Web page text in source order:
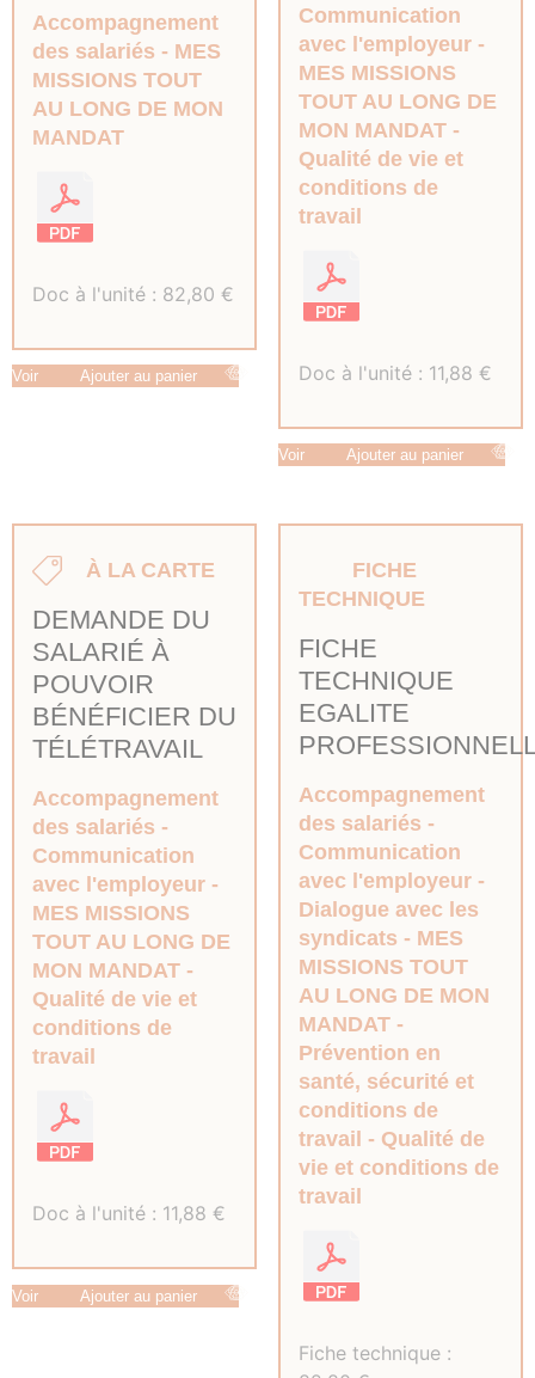
Accompagnement
des salariés
MES
MISSIONS TOUT
AU LONG DE MON
MANDAT
Doc à l'unité : 82,80 €
Voir Ajouter au panier
Communication
avec l'employeur
MES MISSIONS
TOUT AU LONG DE
MON MANDAT
Qualité de vie et
conditions de
travail
Doc à l'unité : 11,88 €
Voir Ajouter au panier
À LA CARTE
DEMANDE DU
SALARIÉ À
POUVOIR
BÉNÉFICIER DU
TÉLÉTRAVAIL
Accompagnement
des salariés
Communication
avec l'employeur
MES MISSIONS
TOUT AU LONG DE
MON MANDAT
Qualité de vie et
conditions de
travail
Doc à l'unité : 11,88 €
Voir Ajouter au panier
FICHE
TECHNIQUE
FICHE
TECHNIQUE
EGALITE
Accompagnement
des salariés
Communication
avec l'employeur
Dialogue avec les
syndicats
MES
MISSIONS TOUT
AU LONG DE MON
MANDAT
Prévention en
santé, sécurité et
conditions de
travail
Qualité de
vie et conditions de
travail
Fiche technique :